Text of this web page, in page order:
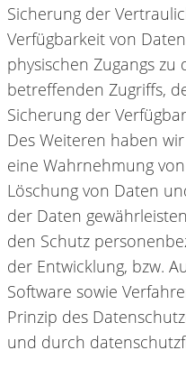
Sicherung der
Verfügbarkeit von
physischen Zugangs zu
betreffenden Zugriffs,
Sicherung der
Des Weiteren haben
eine Wahrnehmung
Löschung von Daten
der Daten
den Schutz
der Entwicklung, bzw.
Software sowie
Prinzip des
und durch